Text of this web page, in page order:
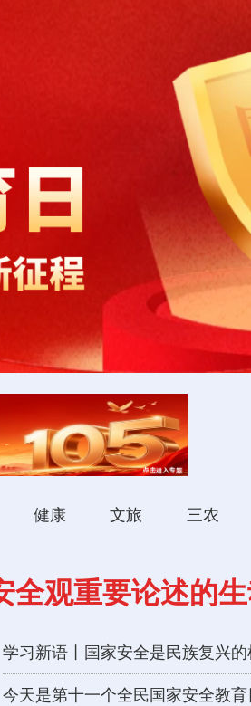
健康 文旅 三农
全观重要论述的
学习新语丨国家安全是民族复兴的
今天是第十一个全民国家安全教